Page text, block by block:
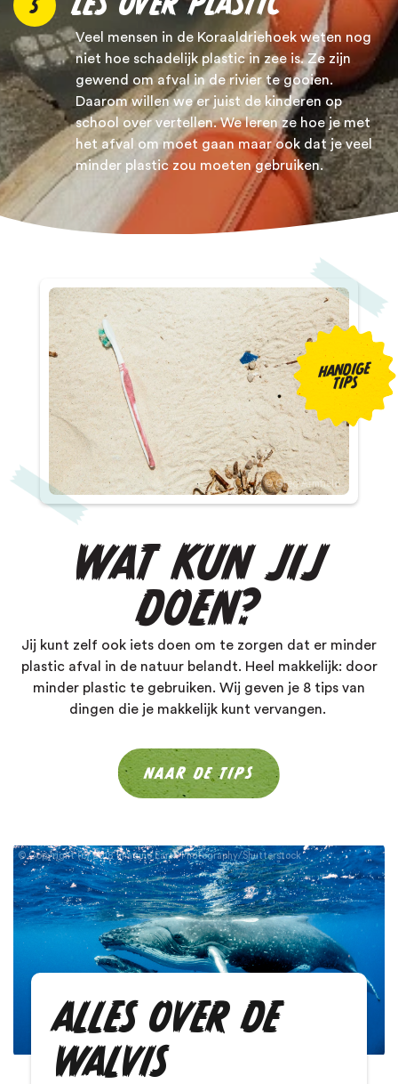
5
Veel mensen in de Koraaldriehoek weten nog
niet hoe schadelijk plastic in zee is. Ze zijn
gewend om afval in de rivier te gooien.
Daarom willen we er juist de kinderen op
school over vertellen. We leren ze hoe je met
het afval om moet gaan maar ook dat je veel
minder plastic zou moeten gebruiken.
HANDIGE
TIPS
Greg Armfield
WAT KUN JIJ
DOEN?
Jij kunt zelf ook iets doen om te zorgen dat er minder
plastic afval in de natuur belandt. Heel makkelijk: door
minder plastic te gebruiken. Wij geven je 8 tips van
dingen die je makkelijk kunt vervangen.
NAAR DE TIPS
Copyright (c) 2018 Imagine Earth Photography/Shutterstock
ALLES OVER DE
WALVIS